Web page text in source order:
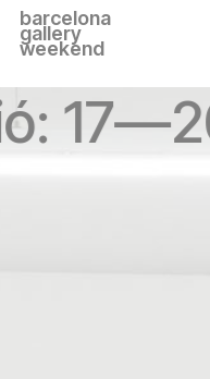
barcelona
gallery
weekend